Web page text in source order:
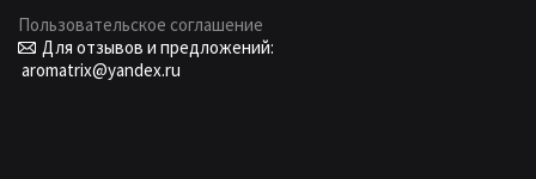
Пользовательское соглашение
Для отзывов и предложений:
aromatrix@yandex.ru